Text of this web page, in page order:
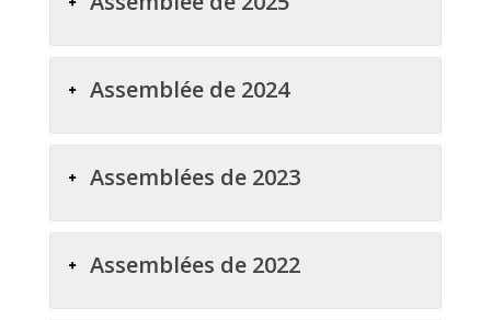
Assemblée de 2024
Assemblées de 2023
Assemblées de 2022